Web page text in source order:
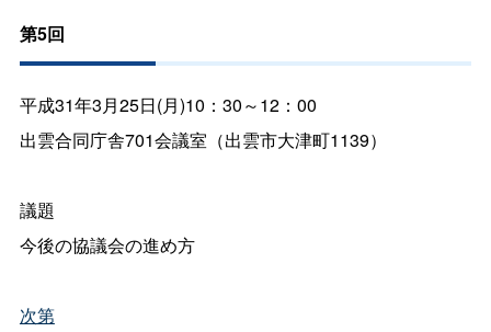
第5回
平成31年3月25日(月)10：30～12：00
出雲合同庁舎701会議室（出雲市大津町1139）
議題
今後の協議会の進め方
次第